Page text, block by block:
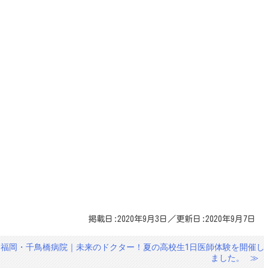
掲載日:2020年9月3日／更新日:2020年9月7日
福岡・千鳥橋病院｜未来のドクター！夏の高校生1日医師体験を開催し
ました。
≫